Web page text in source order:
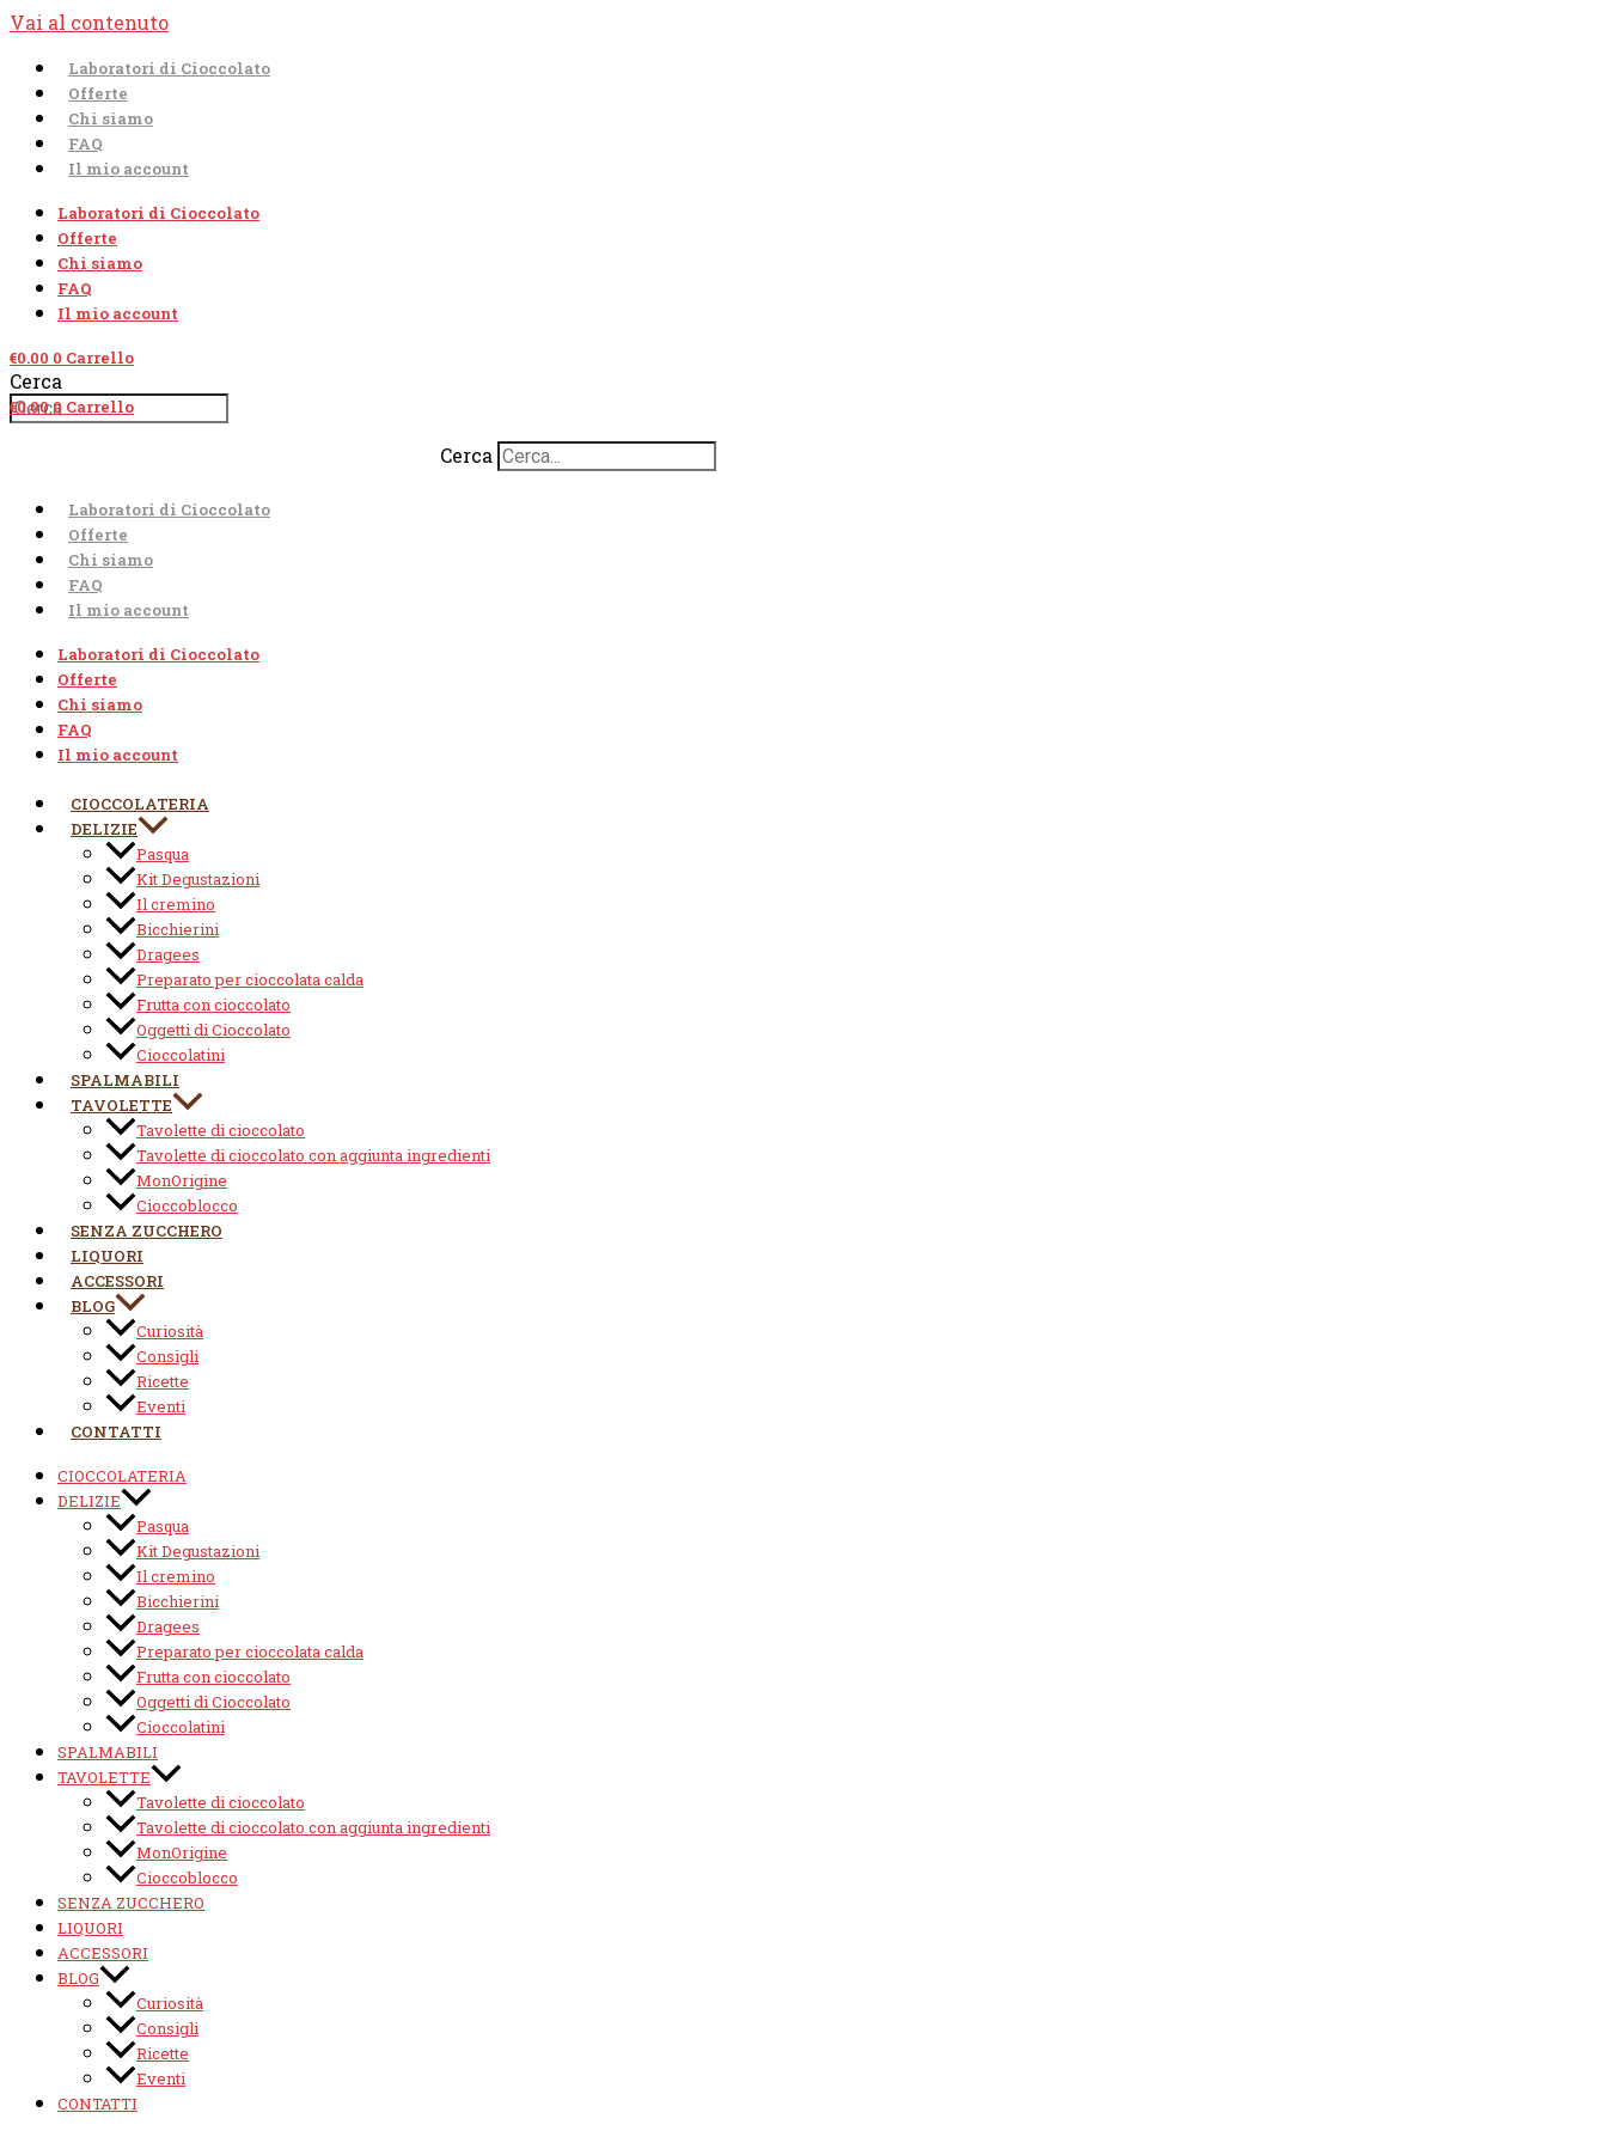
Vai al contenuto
Laboratori di Cioccolato
Offerte
Chi siamo
FAQ
Il mio account
Laboratori di Cioccolato
Offerte
Chi siamo
FAQ
Il mio account
€0.00 0 Carrello
Cerca
€0.000 Carrello
Cerca
Laboratori di Cioccolato
Offerte
Chi siamo
FAQ
Il mio account
Laboratori di Cioccolato
Offerte
Chi siamo
FAQ
Il mio account
CIOCCOLATERIA
DELIZIE
Pasqua
Kit Degustazioni
Il cremino
Bicchierini
Dragees
Preparato per cioccolata calda
Frutta con cioccolato
Oggetti di Cioccolato
Cioccolatini
SPALMABILI
TAVOLETTE
Tavolette di cioccolato
Tavolette di cioccolato con aggiunta ingredienti
MonOrigine
Cioccoblocco
SENZA ZUCCHERO
LIQUORI
ACCESSORI
BLOG
Curiosità
Consigli
Ricette
Eventi
CONTATTI
CIOCCOLATERIA
DELIZIE
Pasqua
Kit Degustazioni
Il cremino
Bicchierini
Dragees
Preparato per cioccolata calda
Frutta con cioccolato
Oggetti di Cioccolato
Cioccolatini
SPALMABILI
TAVOLETTE
Tavolette di cioccolato
Tavolette di cioccolato con aggiunta ingredienti
MonOrigine
Cioccoblocco
SENZA ZUCCHERO
LIQUORI
ACCESSORI
BLOG
Curiosità
Consigli
Ricette
Eventi
CONTATTI